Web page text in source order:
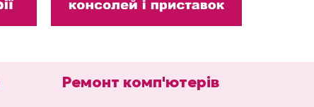
Ремонт комп'ютерів